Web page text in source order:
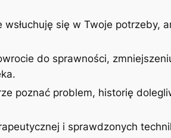
się w Twoje potrzeby,
do sprawności,
poznać problem, historię
i sprawdzonych